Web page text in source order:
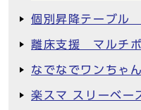
個別昇降テーブル
離床支援 マルチ
なでなでワンちゃ
楽スマ スリーベー